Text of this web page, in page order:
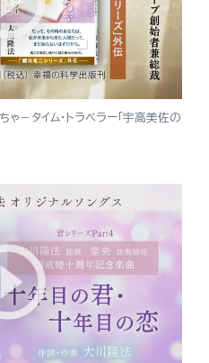
－タイム・トラベラー「宇高美佐の